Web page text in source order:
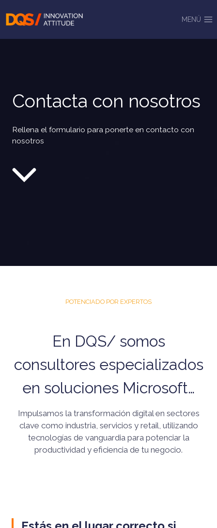
MENÚ
Contacta con nosotros
Rellena el formulario para ponerte en contacto con
nosotros
POTENCIADO POR EXPERTOS
En DQS/ somos
consultores especializados
en soluciones Microsoft…
Impulsamos la transformación digital en sectores
clave como industria, servicios y retail, utilizando
tecnologías de vanguardia para potenciar la
productividad y eficiencia de tu negocio.